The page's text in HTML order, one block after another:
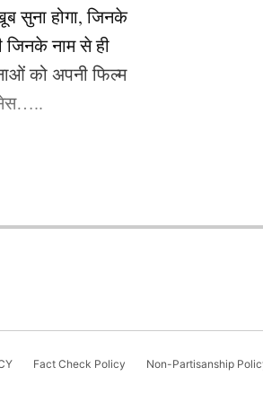
और धन की देवी
पहनते हैं,
होता है.
सुना होगा, जिनके
नाम से ही
को अपनी फिल्म
Fact Check Policy Non-Partisanship